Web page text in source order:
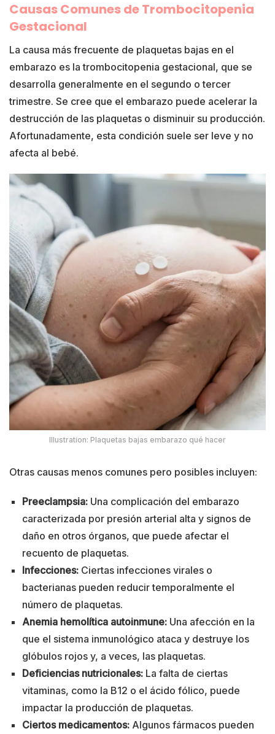
Causas Comunes de Trombocitopenia
Gestacional
La causa más frecuente de plaquetas bajas en el
embarazo es la trombocitopenia gestacional, que se
desarrolla generalmente en el segundo o tercer
trimestre. Se cree que el embarazo puede acelerar la
destrucción de las plaquetas o disminuir su producción.
Afortunadamente, esta condición suele ser leve y no
afecta al bebé.
Illustration: Plaquetas bajas embarazo qué hacer
Otras causas menos comunes pero posibles incluyen:
Preeclampsia:Una complicación del embarazo
caracterizada por presión arterial alta y signos de
daño en otros órganos, que puede afectar el
recuento de plaquetas.
Infecciones:Ciertas infecciones virales o
bacterianas pueden reducir temporalmente el
número de plaquetas.
Anemia hemolítica autoinmune:Una afección en la
que el sistema inmunológico ataca y destruye los
glóbulos rojos y, a veces, las plaquetas.
Deficiencias nutricionales:La falta de ciertas
vitaminas, como la B12 o el ácido fólico, puede
impactar la producción de plaquetas.
Ciertos medicamentos:Algunos fármacos pueden